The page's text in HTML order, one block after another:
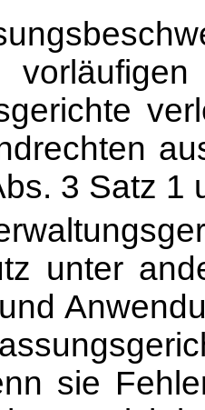
3 Satz 1
unter
sie